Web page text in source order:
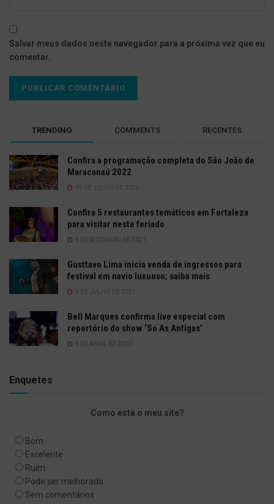
Salvar meus dados neste navegador para a próxima vez que eu
comentar.
TRENDING COMMENTS RECENTES
Confira a programação completa do São João de
Maracanaú 2022
19 DE JULHO DE 2022
Confira 5 restaurantes temáticos em Fortaleza
para visitar neste feriado
6 DE SETEMBRO DE 2021
Gusttavo Lima inicia venda de ingressos para
festival em navio luxuoso; saiba mais
9 DE JULHO DE 2021
Bell Marques confirma live especial com
repertório do show ‘Só As Antigas’
6 DE ABRIL DE 2020
Enquetes
Como está o meu site?
Bom
Excelente
Ruim
Pode ser melhorado
Sem comentários